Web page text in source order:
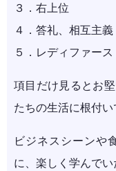
３．右上位
４．答礼、相互主義
５．レディファース
項目だけ見るとお
たちの生活に根付い
ビジネスシーンや
に、楽しく学んでい